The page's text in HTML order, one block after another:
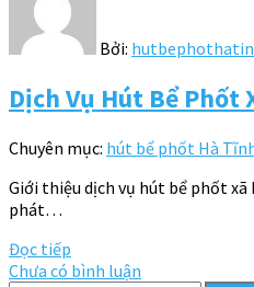
Bởi:
Dịch Vụ Hút Bể Phốt
Chuyên mục: hút bể phốt Hà
Giới thiệu dịch vụ hút bể phốt xã
phát…
Đọc tiếp
Chưa có bình luận